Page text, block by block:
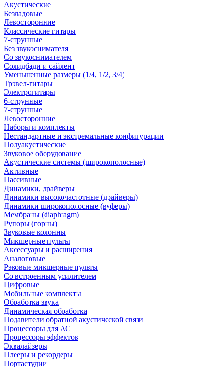
Акустические
Безладовые
Левосторонние
Классические гитары
7-струнные
Без звукоснимателя
Со звукоснимателем
Солидбади и сайлент
Уменьшенные размеры (1/4, 1/2, 3/4)
Трэвел-гитары
Электрогитары
6-струнные
7-струнные
Левосторонние
Наборы и комплекты
Нестандартные и экстремальные конфигурации
Полуакустические
Звуковое оборудование
Акустические системы (широкополосные)
Активные
Пассивные
Динамики, драйверы
Динамики высокочастотные (драйверы)
Динамики широкополосные (вуферы)
Мембраны (diaphragm)
Рупоры (горны)
Звуковые колонны
Микшерные пульты
Аксессуары и расширения
Аналоговые
Рэковые микшерные пульты
Со встроенным усилителем
Цифровые
Мобильные комплекты
Обработка звука
Динамическая обработка
Подавители обратной акустической связи
Процессоры для АС
Процессоры эффектов
Эквалайзеры
Плееры и рекордеры
Портастудии